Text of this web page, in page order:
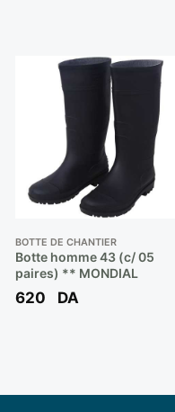
BOTTE DE CHANTIER
Botte homme 43 (c/ 05
paires) ** MONDIAL
620 DA